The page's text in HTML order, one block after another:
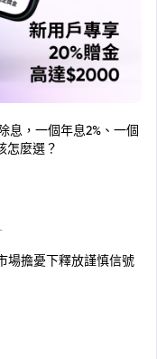
息，一個年息2%、一個
怎麼選？
場擔憂下釋放謹慎信號